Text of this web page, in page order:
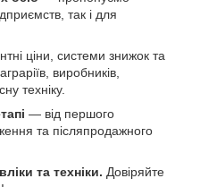
так і для
ціни, системи знижок та
виробників,
техніку.
— від першого
та післяпродажного
та техніки. Довіряйте